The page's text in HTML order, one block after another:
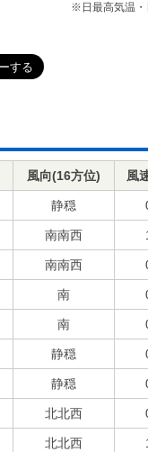
※日最高気温・
風向(16方位) 風
静穏
南南西
南南西
南
南
静穏
静穏
北北西
北北西